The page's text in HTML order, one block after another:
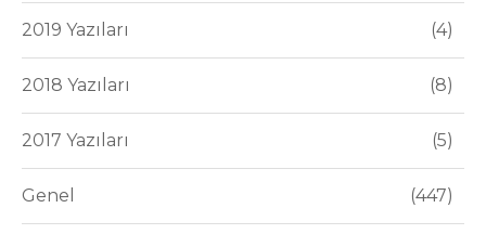
2019 Yazıları 4
2018 Yazıları 8
2017 Yazıları 5
Genel 447